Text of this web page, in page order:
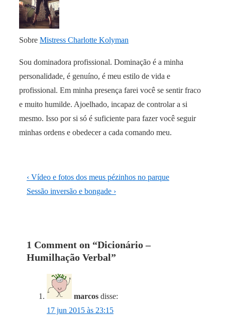
Sobre Mistress Charlotte Kolyman
Sou dominadora profissional. Dominação é a minha
personalidade, é genuíno, é meu estilo de vida e
profissional. Em minha presença farei você se sentir fraco
e muito humilde. Ajoelhado, incapaz de controlar a si
mesmo. Isso por si só é suficiente para fazer você seguir
minhas ordens e obedecer a cada comando meu.
Navegação
de
Previous
Post
‹ Vídeo e fotos dos meus pézinhos no parque
Next
Sessão inversão e bongade ›
1 Comment on “Dicionário –
Humilhação Verbal”
marcos disse:
17 jun 2015 às 23:15